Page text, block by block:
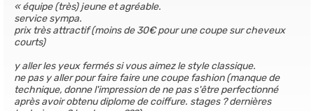
équipe (très) jeune et agréable.
service sympa.
prix très attractif (moins de 30€ pour une coupe sur cheveux
courts)
y aller les yeux fermés si vous aimez le style classique.
ne pas y aller pour faire faire une coupe fashion (manque de
technique, donne l'impression de ne pas s'être perfectionné
après avoir obtenu diplome de coiffure. stages ? dernières